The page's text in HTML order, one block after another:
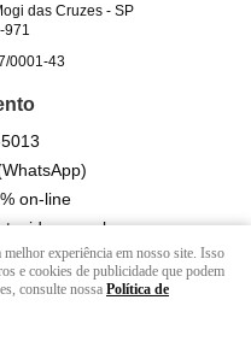
das Cruzes -SP
0001-43
on-line
experiência em nosso site. Isso
e cookies de publicidade que podem
consulte nossa Política de